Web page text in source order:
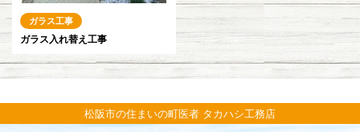
ガラス工事
ガラス入れ替え工事
松阪市の住まいの町医者 タカハシ工務店